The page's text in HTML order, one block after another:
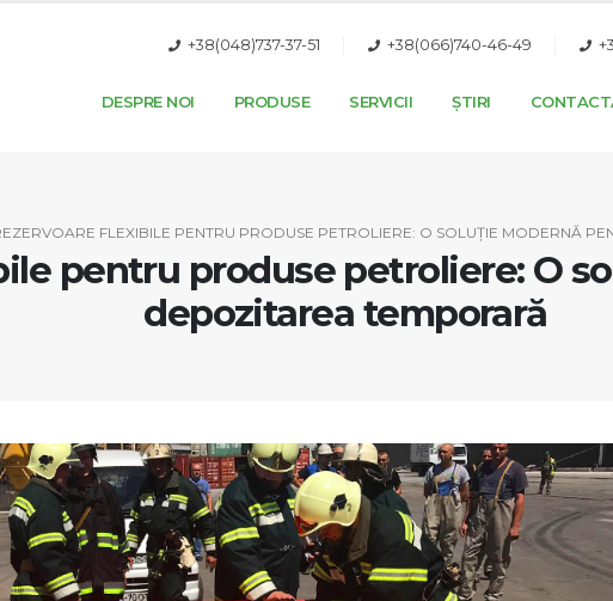
+38(048)737-37-51 +38(066)740-46-49
DESPRE NOI PRODUSE SERVICII ȘTIRI
FLEXIBILE PENTRU PRODUSE PETROLIERE: O SOLUȚIE MODERNĂ
pentru produse petroliere: O
depozitarea temporară